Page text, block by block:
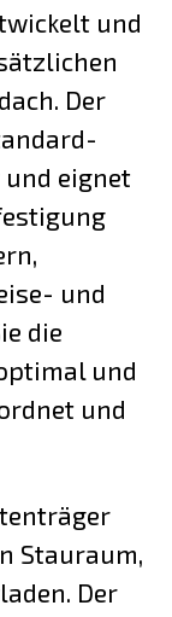
und
Der
eignet
und
die
und
und
Stauraum,
Der